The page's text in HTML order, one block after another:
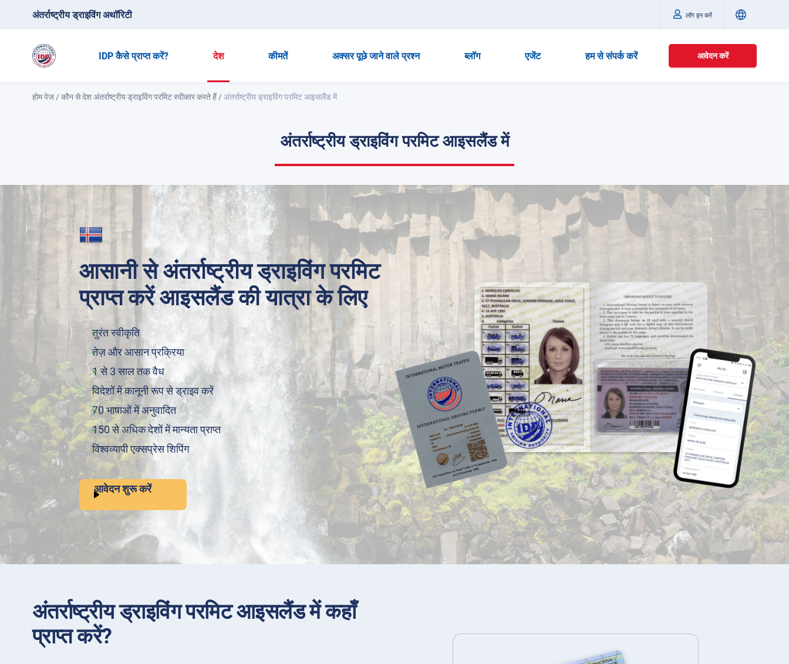
अंतर्राष्ट्रीय ड्राइविंग अथॉरिटी लॉग इन करें
IDP कैसे प्राप्त करें? देश कीमतें अक्सर पूछे जाने वाले प्रश्न ब्लॉग एजेंट हम से संपर्क करें आवेदन करें
होम पेज /कौन से देश अंतर्राष्ट्रीय ड्राइविंग परमिट स्वीकार करते हैं/अंतर्राष्ट्रीय ड्राइविंग परमिट आइसलैंड में
अंतर्राष्ट्रीय ड्राइविंग परमिट आइसलैंड में
आसानी से अंतर्राष्ट्रीय ड्राइविंग परमिट
प्राप्त करें आइसलैंड की यात्रा के लिए
तुरंत स्वीकृति
तेज़ और आसान प्रक्रिया
1 से 3 साल तक वैध
विदेशों में कानूनी रूप से ड्राइव करें
70 भाषाओं में अनुवादित
150 से अधिक देशों में मान्यता प्राप्त
विश्वव्यापी एक्सप्रेस शिपिंग
आवेदन शुरू करें
अंतर्राष्ट्रीय ड्राइविंग परमिट आइसलैंड में कहाँ
प्राप्त करें?